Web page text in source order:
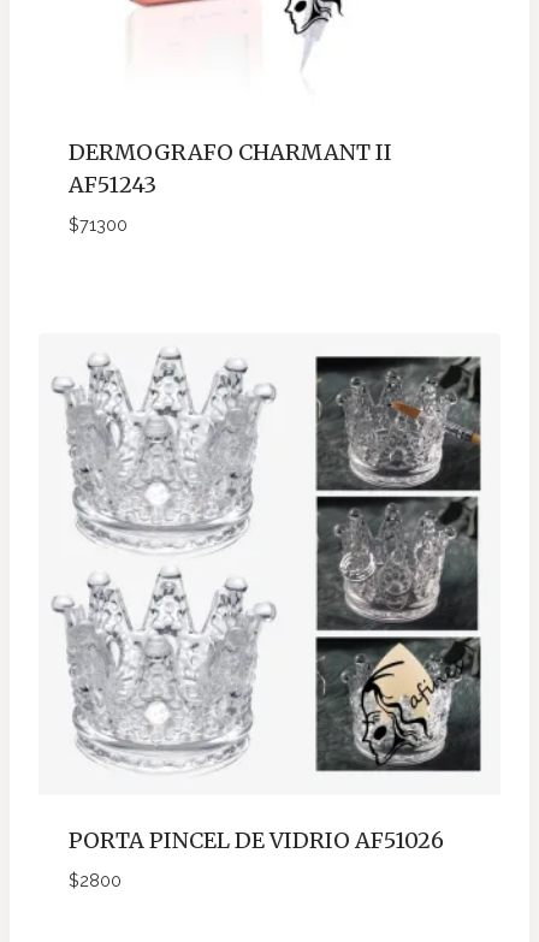
DERMOGRAFO CHARMANT II
AF51243
$71300
PORTA PINCEL DE VIDRIO AF51026
$2800